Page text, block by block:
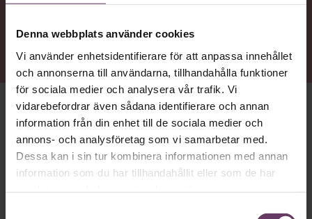
Denna webbplats använder cookies
Vi använder enhetsidentifierare för att anpassa innehållet
och annonserna till användarna, tillhandahålla funktioner
för sociala medier och analysera vår trafik. Vi
vidarebefordrar även sådana identifierare och annan
information från din enhet till de sociala medier och
annons- och analysföretag som vi samarbetar med.
Dessa kan i sin tur kombinera informationen med annan
information som du har tillhandahållit eller som de har
Få en inblick i hur Ida Östensson tänker kring rättvisa,
nazisthot och traumahantering på arbetsplatsen.
HON HAR KÖRT ETTcrossfit-pass på morgonen. För att
hon lärt sig vikten av återhämtning och för att tuff träning
låter tankarna vila. ”Meditation funkar inte på mig. Det är
när jag får ta i som jag rensar huvudet”, säger hon.
Ida Östenssonär generalsekreterare för ChildX, en